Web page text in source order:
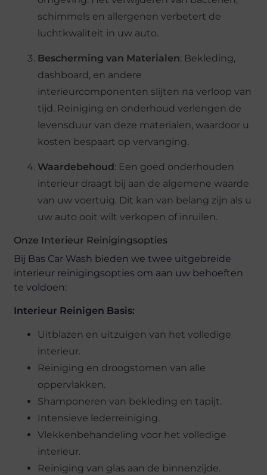
schimmels en allergenen verbetert de
luchtkwaliteit in uw auto.
Bescherming van Materialen: Bekleding,
dashboard, en andere
interieurcomponenten slijten na verloop van
tijd. Reiniging en onderhoud verlengen de
levensduur van deze materialen, waardoor u
kosten bespaart op vervanging.
Waardebehoud : Een goed onderhouden
interieur draagt bij aan de algemene waarde
van uw voertuig. Dit kan van belang zijn als u
uw auto ooit wilt verkopen of inruilen.
Onze Interieur Reinigingsopties
Bij Bas Car Wash bieden we twee uitgebreide
interieur reinigingsopties om aan uw behoeften
te voldoen:
Interieur Reinigen Basis:
Uitblazen en uitzuigen van het volledige
interieur.
Reiniging en droogstomen van alle
oppervlakken.
Shamponeren van bekleding en tapijt.
Intensieve lederreiniging.
Vlekkenbehandeling voor het volledige
interieur.
Reiniging van glas aan de binnenzijde.